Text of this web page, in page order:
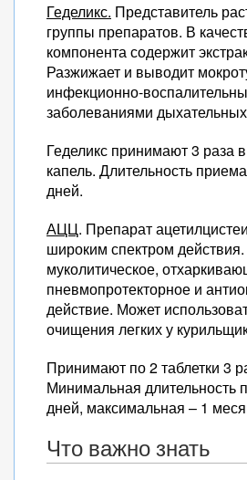
Геделикс. Представитель
группы препаратов. В
компонента содержит
Разжижает и выводит
инфекционно-
заболеваниями
Геделикс принимают 3 раза
капель. Длительность
дней.
АЦЦ. Препарат
широким спектром
муколитическое,
пневмопротекторное и
действие. Может
очищения легких у
Принимают по 2 таблетки 3
Минимальная длительность
дней, максимальная – 1
Что важно знать